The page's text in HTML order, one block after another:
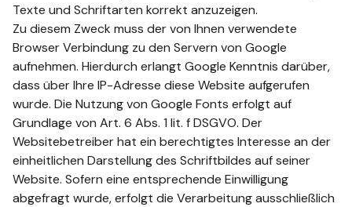
Texte und Schriftarten korrekt anzuzeigen.
Zu diesem Zweck muss der von Ihnen verwendete
Browser Verbindung zu den Servern von Google
aufnehmen. Hierdurch erlangt Google Kenntnis darüber,
dass über Ihre IP-Adresse diese Website aufgerufen
wurde. Die Nutzung von Google Fonts erfolgt auf
Grundlage von Art. 6 Abs. 1 lit. f DSGVO. Der
Websitebetreiber hat ein berechtigtes Interesse an der
einheitlichen Darstellung des Schriftbildes auf seiner
Website. Sofern eine entsprechende Einwilligung
abgefragt wurde, erfolgt die Verarbeitung ausschließlich